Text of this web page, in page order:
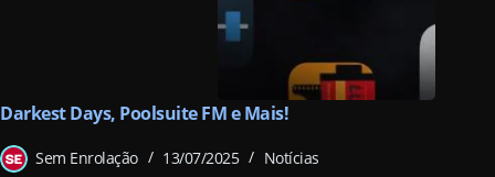
Darkest Days, Poolsuite FM e Mais!
Sem Enrolação 13/07/2025 Notícias